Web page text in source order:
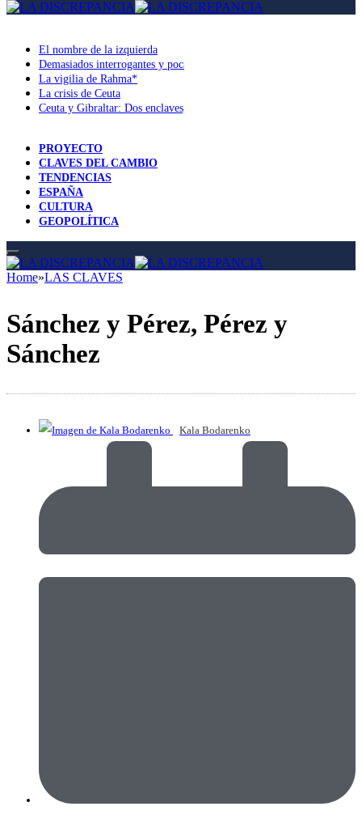
El nombre de la izquierda
Demasiados interrogantes y pocas respuestas
La vigilia de Rahma*
La crisis de Ceuta
Ceuta y Gibraltar: Dos enclaves, dos soberanías y un mismo tablero
PROYECTO
CLAVES DEL CAMBIO
TENDENCIAS
ESPAÑA
CULTURA
GEOPOLÍTICA
Home»LAS CLAVES
Sánchez y Pérez, Pérez y
Sánchez
Kala Bodarenko